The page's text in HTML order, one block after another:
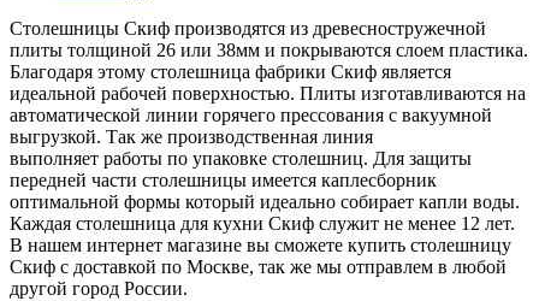
Столешницы Скиф производятся из древесностружечной
плиты толщиной 26 или 38мм и покрываются слоем пластика.
Благодаря этому столешница фабрики Скиф является
идеальной рабочей поверхностью. Плиты изготавливаются на
автоматической линии горячего прессования с вакуумной
выгрузкой. Так же производственная линия
выполняет работы по упаковке столешниц. Для защиты
передней части столешницы имеется каплесборник
оптимальной формы который идеально собирает капли воды.
Каждая столешница для кухни Скиф служит не менее 12 лет.
В нашем интернет магазине вы сможете купить столешницу
Скиф с доставкой по Москве, так же мы отправлем в любой
другой город России.